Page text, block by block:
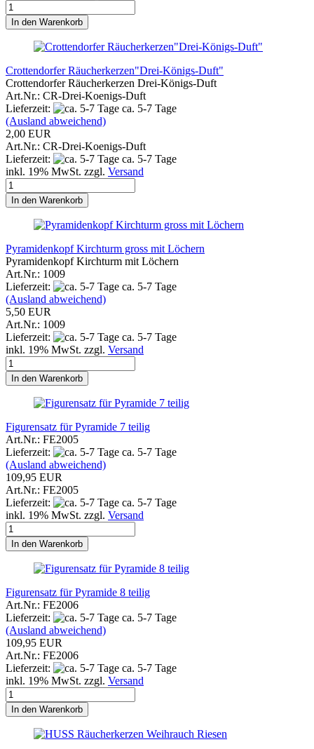
In den Warenkorb
Crottendorfer Räucherkerzen"Drei-Königs-Duft"
Crottendorfer Räucherkerzen Drei-Königs-Duft
Art.Nr.: CR-Drei-Koenigs-Duft
Lieferzeit:
ca. 5-7 Tage
(Ausland abweichend)
2,00 EUR
Art.Nr.: CR-Drei-Koenigs-Duft
Lieferzeit:
ca. 5-7 Tage
inkl. 19% MwSt. zzgl. Versand
In den Warenkorb
Pyramidenkopf Kirchturm gross mit Löchern
Pyramidenkopf Kirchturm mit Löchern
Art.Nr.: 1009
Lieferzeit:
ca. 5-7 Tage
(Ausland abweichend)
5,50 EUR
Art.Nr.: 1009
Lieferzeit:
ca. 5-7 Tage
inkl. 19% MwSt. zzgl. Versand
In den Warenkorb
Figurensatz für Pyramide 7 teilig
Art.Nr.: FE2005
Lieferzeit:
ca. 5-7 Tage
(Ausland abweichend)
109,95 EUR
Art.Nr.: FE2005
Lieferzeit:
ca. 5-7 Tage
inkl. 19% MwSt. zzgl. Versand
In den Warenkorb
Figurensatz für Pyramide 8 teilig
Art.Nr.: FE2006
Lieferzeit:
ca. 5-7 Tage
(Ausland abweichend)
109,95 EUR
Art.Nr.: FE2006
Lieferzeit:
ca. 5-7 Tage
inkl. 19% MwSt. zzgl. Versand
In den Warenkorb